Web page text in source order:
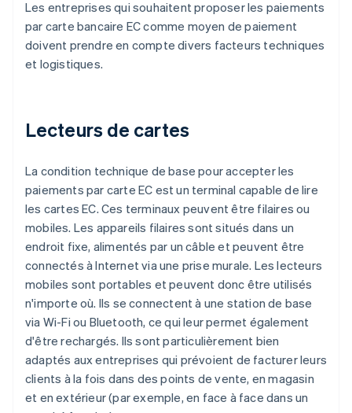
Les entreprises qui souhaitent proposer les paiements
par carte bancaire EC comme moyen de paiement
doivent prendre en compte divers facteurs techniques
et logistiques.
Lecteurs de cartes
La condition technique de base pour accepter les
paiements par carte EC est un terminal capable de lire
les cartes EC. Ces terminaux peuvent être filaires ou
mobiles. Les appareils filaires sont situés dans un
endroit fixe, alimentés par un câble et peuvent être
connectés à Internet via une prise murale. Les lecteurs
mobiles sont portables et peuvent donc être utilisés
n'importe où. Ils se connectent à une station de base
via Wi-Fi ou Bluetooth, ce qui leur permet également
d'être rechargés. Ils sont particulièrement bien
adaptés aux entreprises qui prévoient de facturer leurs
clients à la fois dans des points de vente, en magasin
et en extérieur (par exemple, en face à face dans un